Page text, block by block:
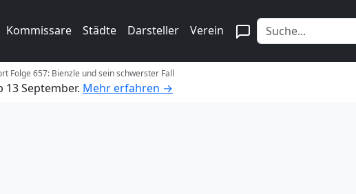
Kommissare Städte Darsteller Verein
Folge 657: Bienzle und sein schwerster Fall
13 September. Mehr erfahren →